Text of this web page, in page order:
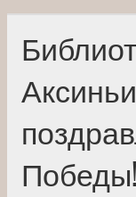
Победы!